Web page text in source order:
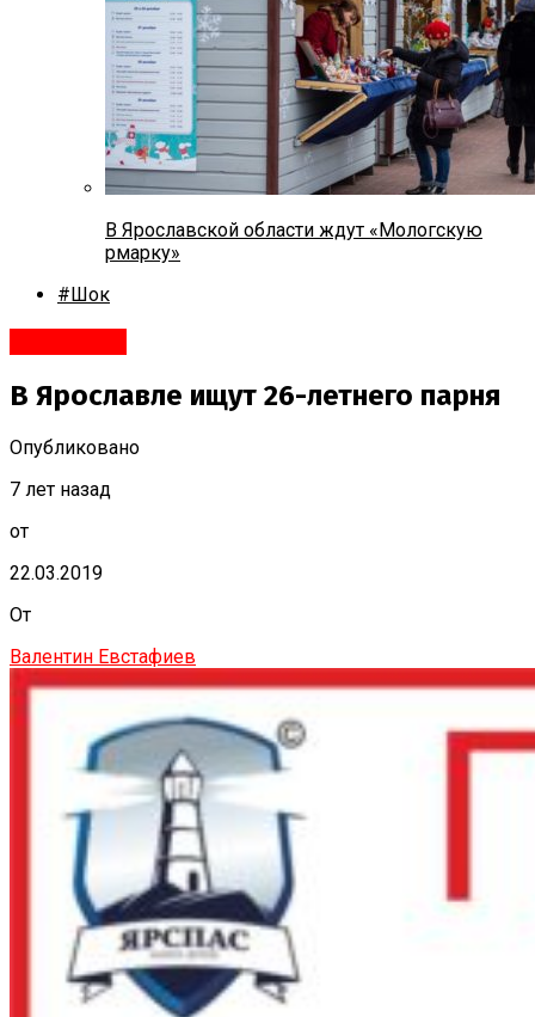
В Ярославской области ждут «Мологскую
рмарку»
#Шок
В Ярославле ищут 26-летнего парня
Опубликовано
7 лет назад
от
22.03.2019
От
Валентин Евстафиев